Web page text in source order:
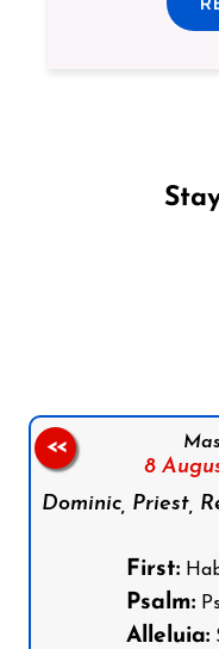
8
Dominic, Priest,
First:
Psalm:
Alleluia:
<<